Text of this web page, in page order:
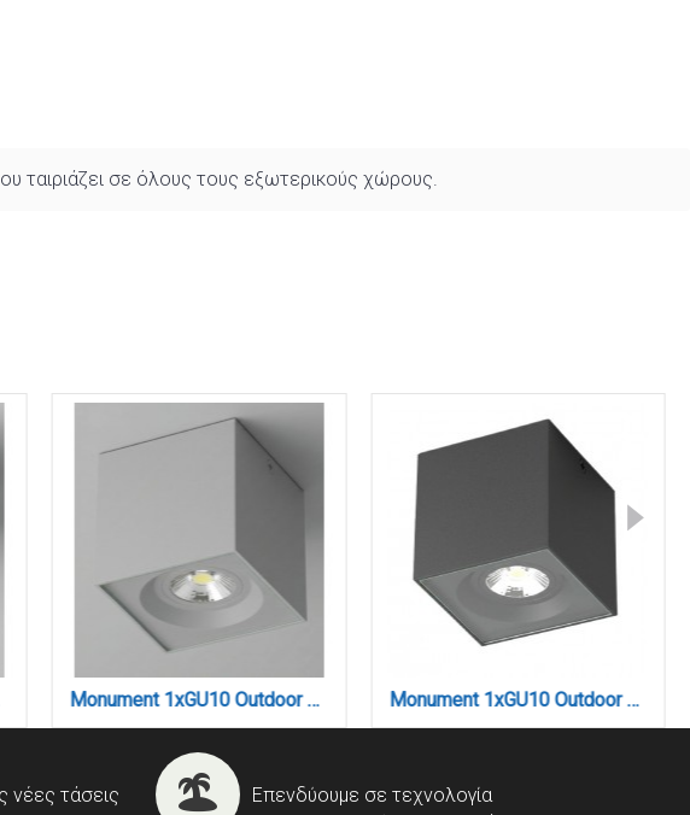
ταιριάζει σε όλους τους εξωτερικούς χώρους.
Monument 1xGU10 Outdoor Down Wall Lamp Grey D:8cm (80301034) Monument 1xGU10 Outdoor Down Wall Lamp Anthracite D:8cm (80301044)
νέες τάσεις
Επενδύουμε σε τεχνολογία